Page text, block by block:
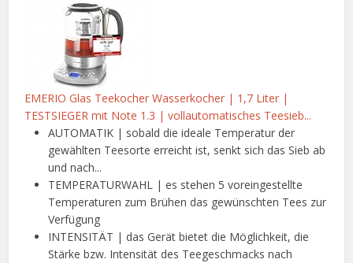
EMERIO Glas Teekocher Wasserkocher | 1,7 Liter |
TESTSIEGER mit Note 1.3 | vollautomatisches Teesieb...
AUTOMATIK | sobald die ideale Temperatur der
gewählten Teesorte erreicht ist, senkt sich das Sieb ab
und nach...
TEMPERATURWAHL | es stehen 5 voreingestellte
Temperaturen zum Brühen das gewünschten Tees zur
Verfügung
INTENSITÄT | das Gerät bietet die Möglichkeit, die
Stärke bzw. Intensität des Teegeschmacks nach